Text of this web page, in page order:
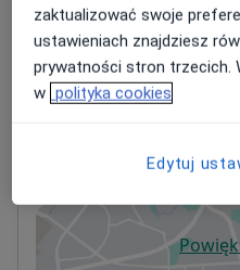
Adresy (2)
Adres 1 Adres 2
Klinika dr Kossut
Włochy
zaktualizować swoje
ustawieniach znajdziesz
prywatności stron trzecich.
w polityka cookies
Edytuj